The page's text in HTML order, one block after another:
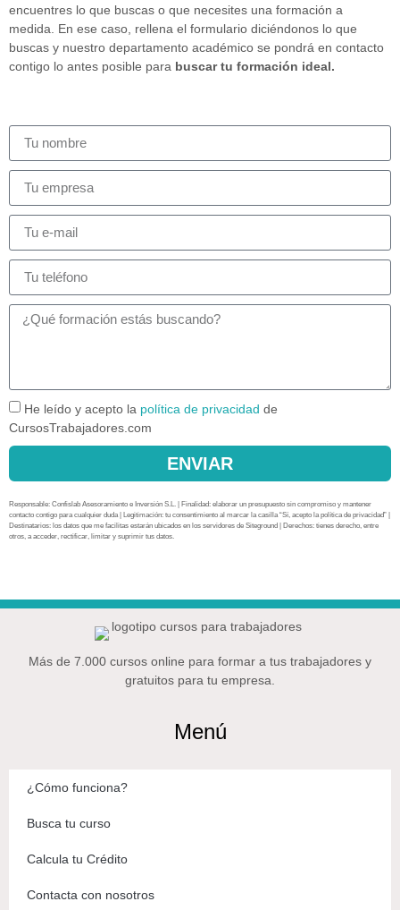
encuentres lo que buscas o que necesites una formación a
medida. En ese caso, rellena el formulario diciéndonos lo que
buscas y nuestro departamento académico se pondrá en contacto
contigo lo antes posible para buscar tu formación ideal.
He leído y acepto la política de privacidad de
CursosTrabajadores.com
ENVIAR
Responsable: Confislab Asesoramiento e Inversión S.L. | Finalidad: elaborar un presupuesto sin compromiso y mantener
contacto contigo para cualquier duda | Legitimación: tu consentimiento al marcar la casilla “Sí, acepto la política de privacidad” |
Destinatarios: los datos que me facilitas estarán ubicados en los servidores de Siteground | Derechos: tienes derecho, entre
otros, a acceder, rectificar, limitar y suprimir tus datos.
Más de 7.000 cursos online para formar a tus trabajadores y
gratuitos para tu empresa.
Menú
¿Cómo funciona?
Busca tu curso
Calcula tu Crédito
Contacta con nosotros